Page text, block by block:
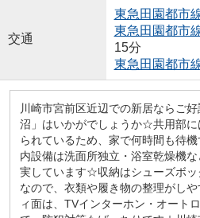
交通
東急田園都市
東急田園都市
15分
東急田園都市
川崎市宮前区近辺での新居ならご
沼」はいかがでしょうか☆共用部
られているため、家で何時間も待
内設備は洗面所独立・浴室乾燥機
実しています☆収納はシューズボ
なので、衣類や履き物の整理がし
ィ面は、TVインターホン・オート